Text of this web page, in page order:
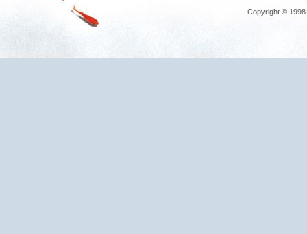
Copyright ©